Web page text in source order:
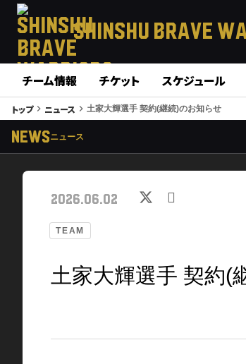
SHINSHU BRAVE
チーム情報 チケット スケジュール
トップkeyboard_arrow_right ニュース keyboard_arrow_right 土家大輝選⼿ 契約(継続)のお知らせ
NEWSニュース
TEAM
2026.06.02
土家大輝選⼿ 契約(